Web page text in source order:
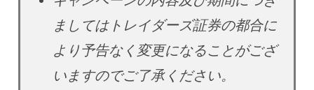
ましてはトレイダーズ証券の都合に
より予告なく変更になることがござ
いますのでご了承ください。